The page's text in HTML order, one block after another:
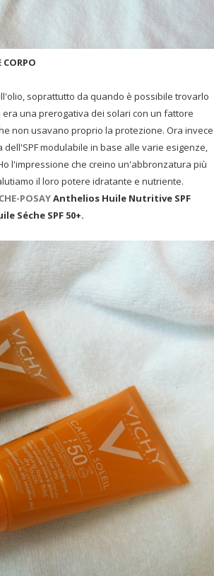
CORPO
soprattutto da quando è possibile trovarlo
una prerogativa dei solari con un fattore
non usavano proprio la protezione. Ora invece
modulabile in base alle varie esigenze,
l'impressione che creino un'abbronzatura più
il loro potere idratante e nutriente.
POSAYAnthelios Huile Nutritive SPF
Séche SPF 50+.